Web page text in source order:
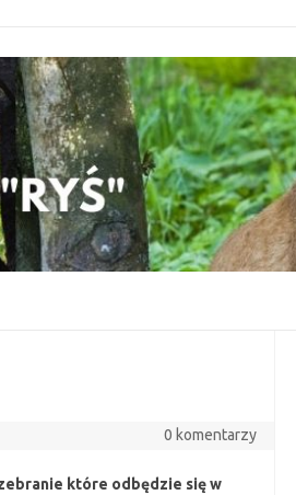
0 komentarzy
które odbędzie się w